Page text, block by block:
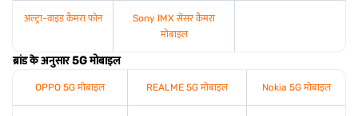
अल्ट्रा-वाइड कैमरा फोन
Sony IMX सेंसर कैमरा
मोबाइल
ब्रांड के अनुसार 5G मोबाइल
OPPO 5G मोबाइल REALME 5G मोबाइल Nokia 5G मोबाइल